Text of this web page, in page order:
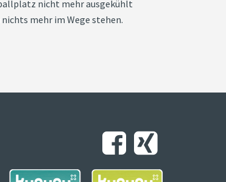
nicht mehr ausgekühlt
mehr im Wege stehen.